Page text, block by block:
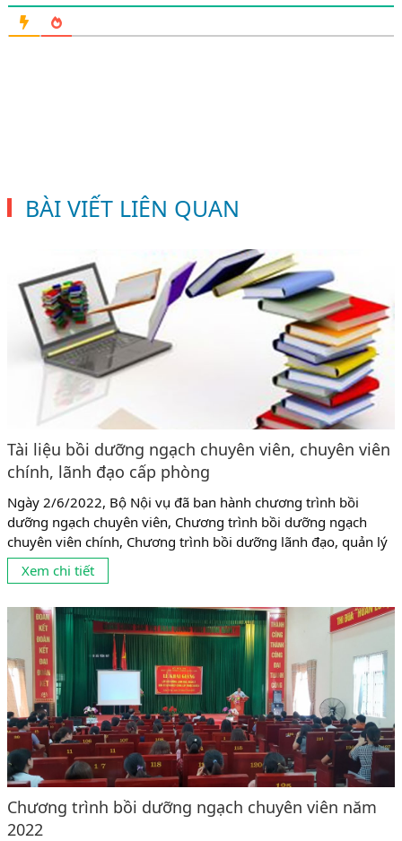
BÀI VIẾT LIÊN QUAN
Tài liệu bồi dưỡng ngạch chuyên viên, chuyên viên
chính, lãnh đạo cấp phòng
Ngày 2/6/2022, Bộ Nội vụ đã ban hành chương trình bồi
dưỡng ngạch chuyên viên, Chương trình bồi dưỡng ngạch
chuyên viên chính, Chương trình bồi dưỡng lãnh đạo, quản lý
cấp phòng. Căn cứ chương trình Bộ Nội vụ đã ban hành thì Tài
liệu theo Nghị định 89/2021 mới của Chính Phủ, sẽ được áp
Xem chi tiết
Chương trình bồi dưỡng ngạch chuyên viên năm
2022